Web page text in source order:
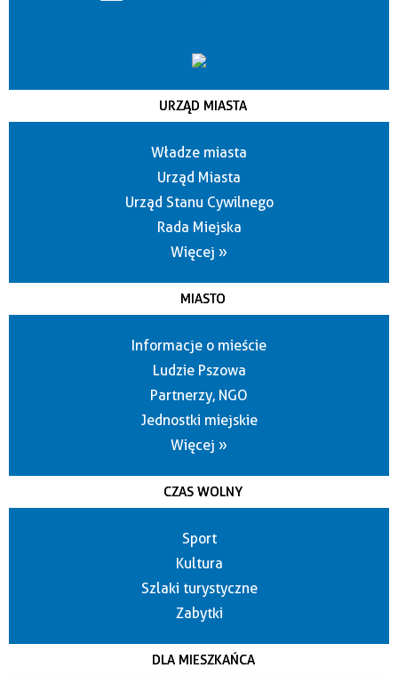
URZĄD MIASTA
Władze miasta
Urząd Miasta
Urząd Stanu Cywilnego
Rada Miejska
Więcej »
MIASTO
Informacje o mieście
Ludzie Pszowa
Partnerzy, NGO
Jednostki miejskie
Więcej »
CZAS WOLNY
Sport
Kultura
Szlaki turystyczne
Zabytki
DLA MIESZKAŃCA